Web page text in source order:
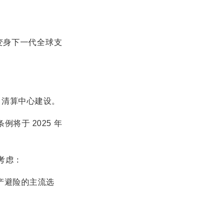
身下一代全球支
算中心建设。
例将于 2025 年
虑：
避险的主流选